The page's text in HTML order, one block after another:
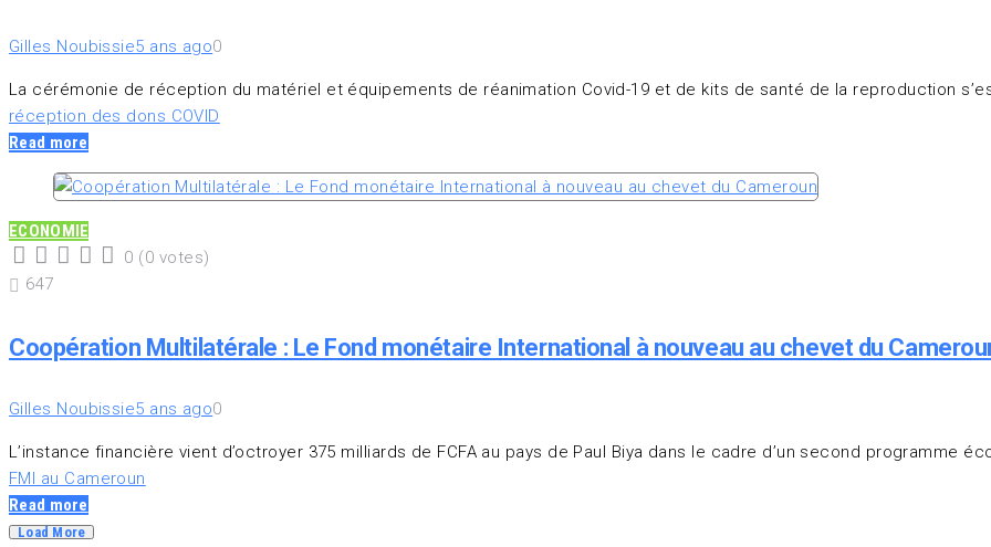
Gilles Noubissie5 ans ago0
La cérémonie de réception du matériel et équipements de réanimation Covid-19 et de kits de santé de la reproduction
réception des dons COVID
Read more
ECONOMIE
2
1
0 (0 votes)
647
Coopération Multilatérale : Le Fond monétaire International à nouveau au chevet du
Gilles Noubissie5 ans ago0
L’instance financière vient d’octroyer 375 milliards de FCFA au pays de Paul Biya dans le cadre d’un second programme
FMI au Cameroun
Read more
Load More